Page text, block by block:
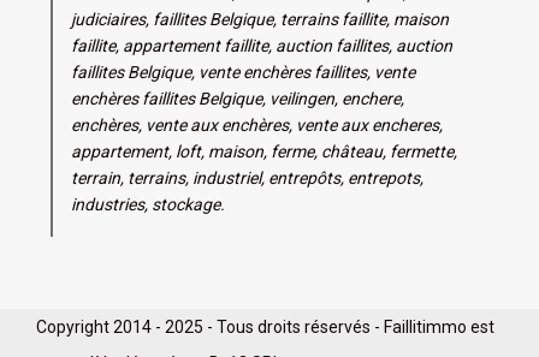
judiciaires, faillites Belgique, terrains faillite, maison
faillite, appartement faillite, auction faillites, auction
faillites Belgique, vente enchères faillites, vente
enchères faillites Belgique, veilingen, enchere,
enchères, vente aux enchères, vente aux encheres,
appartement, loft, maison, ferme, château, fermette,
terrain, terrains, industriel, entrepôts, entrepots,
industries, stockage.
Copyright 2014 - 2025 - Tous droits réservés - Faillitimmo est